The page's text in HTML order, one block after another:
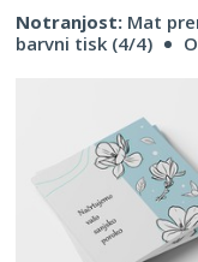
Notranjost: Mat
barvni tisk (4/4)